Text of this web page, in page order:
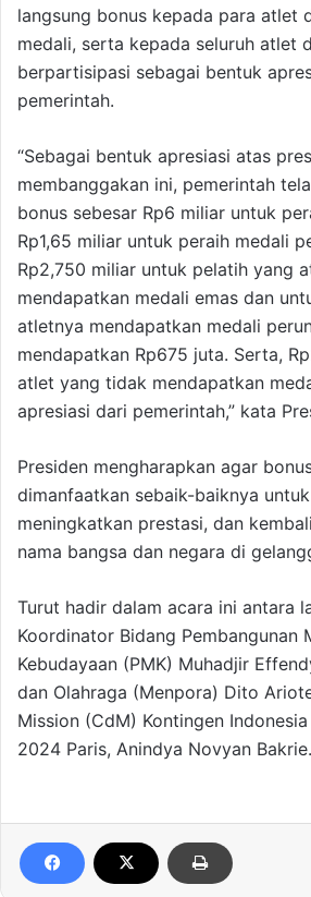
langsung bonus kepada para atlet
medali, serta kepada seluruh atlet
berpartisipasi sebagai bentuk
pemerintah.
“Sebagai bentuk apresiasi atas
membanggakan ini, pemerintah
bonus sebesar Rp6 miliar untuk
Rp1,65 miliar untuk peraih medali
Rp2,750 miliar untuk pelatih yang
mendapatkan medali emas dan
atletnya mendapatkan medali
mendapatkan Rp675 juta. Serta,
atlet yang tidak mendapatkan
apresiasi dari pemerintah,” kata
Presiden mengharapkan agar
dimanfaatkan sebaik-baiknya
meningkatkan prestasi, dan
nama bangsa dan negara di
Turut hadir dalam acara ini antara
Koordinator Bidang Pembangunan
Kebudayaan (PMK) Muhadjir
dan Olahraga (Menpora) Dito
Mission (CdM) Kontingen
2024 Paris, Anindya Novyan